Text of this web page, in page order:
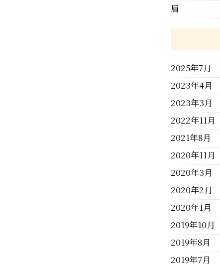
眉
2025年7月
2023年4月
2023年3月
2022年11月
2021年8月
2020年11月
2020年3月
2020年2月
2020年1月
2019年10月
2019年8月
2019年7月